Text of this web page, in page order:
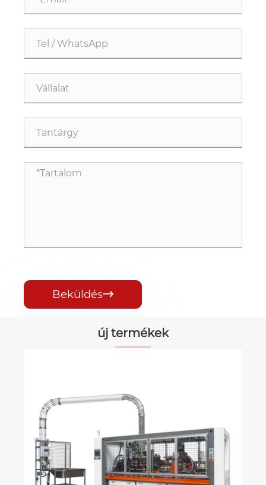
Beküldés
új termékek
Mutass többet >>